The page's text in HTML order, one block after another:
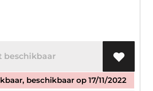
beschikbaar
beschikbaar op 17/11/2022